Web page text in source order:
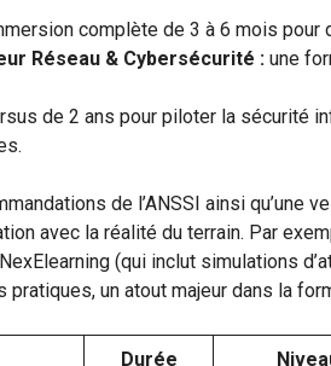
complète de 3 à 6 mois pour
Réseau & Cybersécurité : une
de 2 ans pour piloter la sécurité
de l’ANSSI ainsi qu’une
avec la réalité du terrain. Par
(qui inclut simulations
un atout majeur dans la
Durée